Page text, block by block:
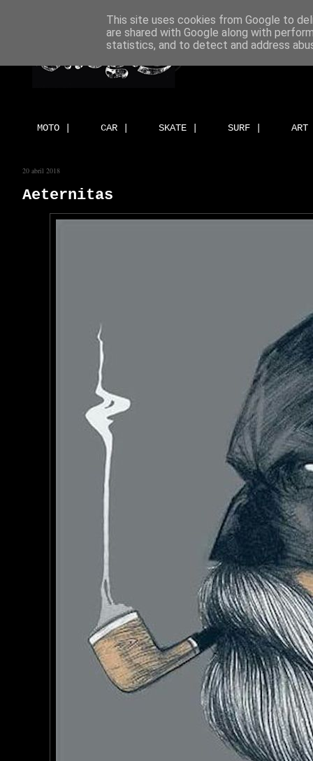
MOTO | CAR | SKATE | SURF |
20 abril 2018
Aeternitas
This site uses cookies from Google to
are shared with Google along with
statistics, and to detect and address